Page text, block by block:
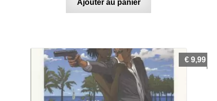
Ajouter au panier
€ 9,99